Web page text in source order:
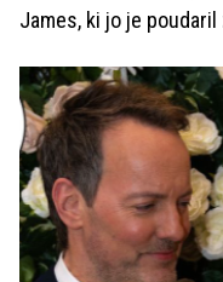
James, ki jo je